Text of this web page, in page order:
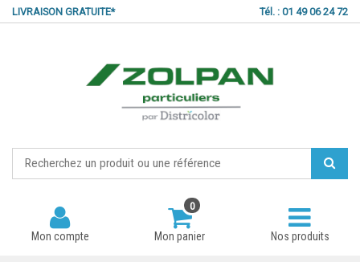
LIVRAISON GRATUITE* Tél. : 01 49 06 24 72
Mon compte
0
Mon panier Nos produits